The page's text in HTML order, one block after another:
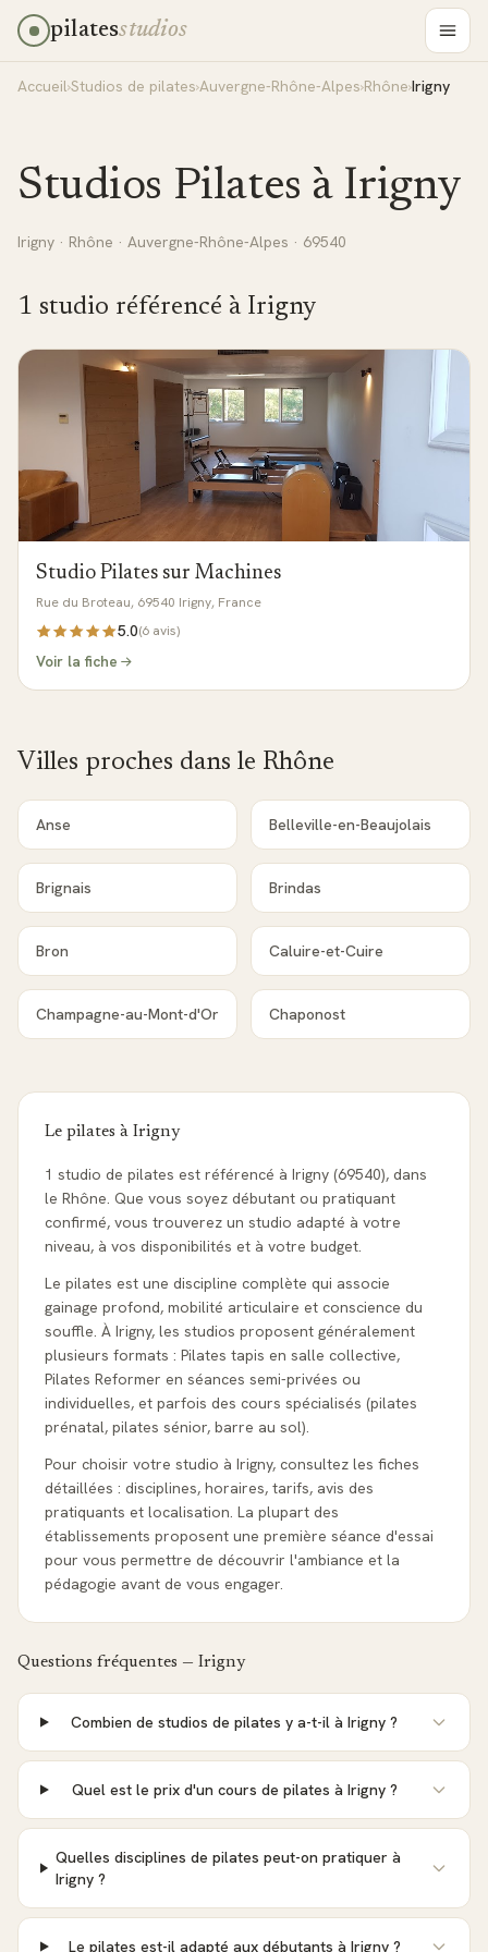
pilatesstudios
Accueil›Studios de pilates›Auvergne-Rhône-Alpes›Rhône›Irigny
Studios Pilates à Irigny
Irigny · Rhône · Auvergne-Rhône-Alpes · 69540
1 studio référencé à Irigny
Studio Pilates sur Machines
Rue du Broteau, 69540 Irigny, France
5.0(6 avis)
Voir la fiche
Villes proches dans le Rhône
Anse Belleville-en-Beaujolais
Brignais Brindas
Bron Caluire-et-Cuire
Champagne-au-Mont-d'Or Chaponost
Le pilates à Irigny
1 studio de pilates est référencé à Irigny (69540), dans
le Rhône. Que vous soyez débutant ou pratiquant
confirmé, vous trouverez un studio adapté à votre
niveau, à vos disponibilités et à votre budget.
Le pilates est une discipline complète qui associe
gainage profond, mobilité articulaire et conscience du
souffle. À Irigny, les studios proposent généralement
plusieurs formats : Pilates tapis en salle collective,
Pilates Reformer en séances semi-privées ou
individuelles, et parfois des cours spécialisés (pilates
prénatal, pilates sénior, barre au sol).
Pour choisir votre studio à Irigny, consultez les fiches
détaillées : disciplines, horaires, tarifs, avis des
pratiquants et localisation. La plupart des
établissements proposent une première séance d'essai
pour vous permettre de découvrir l'ambiance et la
pédagogie avant de vous engager.
Questions fréquentes — Irigny
Combien de studios de pilates y a-t-il à Irigny ?
Quel est le prix d'un cours de pilates à Irigny ?
Quelles disciplines de pilates peut-on pratiquer à
Irigny ?
Le pilates est-il adapté aux débutants à Irigny ?